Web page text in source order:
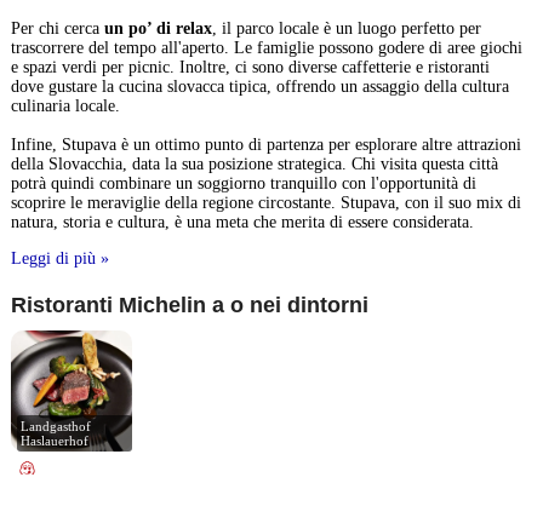
Per chi cerca un po’ di relax, il parco locale è un luogo perfetto per
trascorrere del tempo all'aperto. Le famiglie possono godere di aree giochi
e spazi verdi per picnic. Inoltre, ci sono diverse caffetterie e ristoranti
dove gustare la cucina slovacca tipica, offrendo un assaggio della cultura
culinaria locale.
Infine, Stupava è un ottimo punto di partenza per esplorare altre attrazioni
della Slovacchia, data la sua posizione strategica. Chi visita questa città
potrà quindi combinare un soggiorno tranquillo con l'opportunità di
scoprire le meraviglie della regione circostante. Stupava, con il suo mix di
natura, storia e cultura, è una meta che merita di essere considerata.
Leggi di più »
Ristoranti Michelin a o nei dintorni
Landgasthof
Haslauerhof